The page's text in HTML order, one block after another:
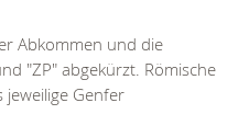
Abkommen und die
"ZP" abgekürzt. Römische
Genfer